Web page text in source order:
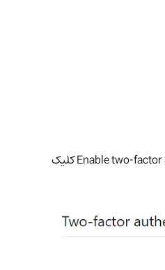
سپس در قسمت Two-factor authentication بر روی دکمه سبز رنگ Enable two-factor authentication کلیک